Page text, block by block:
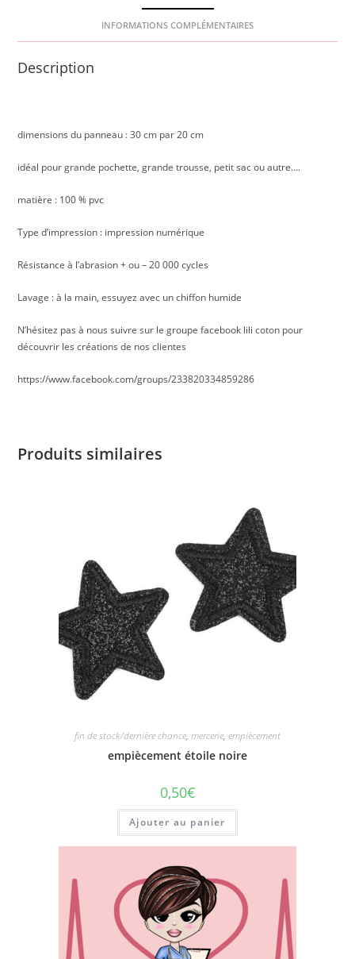
INFORMATIONS COMPLÉMENTAIRES
Description
dimensions du panneau : 30 cm par 20 cm
idéal pour grande pochette, grande trousse, petit sac ou autre….
matière : 100 % pvc
Type d’impression : impression numérique
Résistance à l’abrasion + ou – 20 000 cycles
Lavage : à la main, essuyez avec un chiffon humide
N’hésitez pas à nous suivre sur le groupe facebook lili coton pour
découvrir les créations de nos clientes
https://www.facebook.com/groups/233820334859286
Produits similaires
fin de stock/dernière chance, mercerie, empiècement
empiècement étoile noire
0,50€
Ajouter au panier